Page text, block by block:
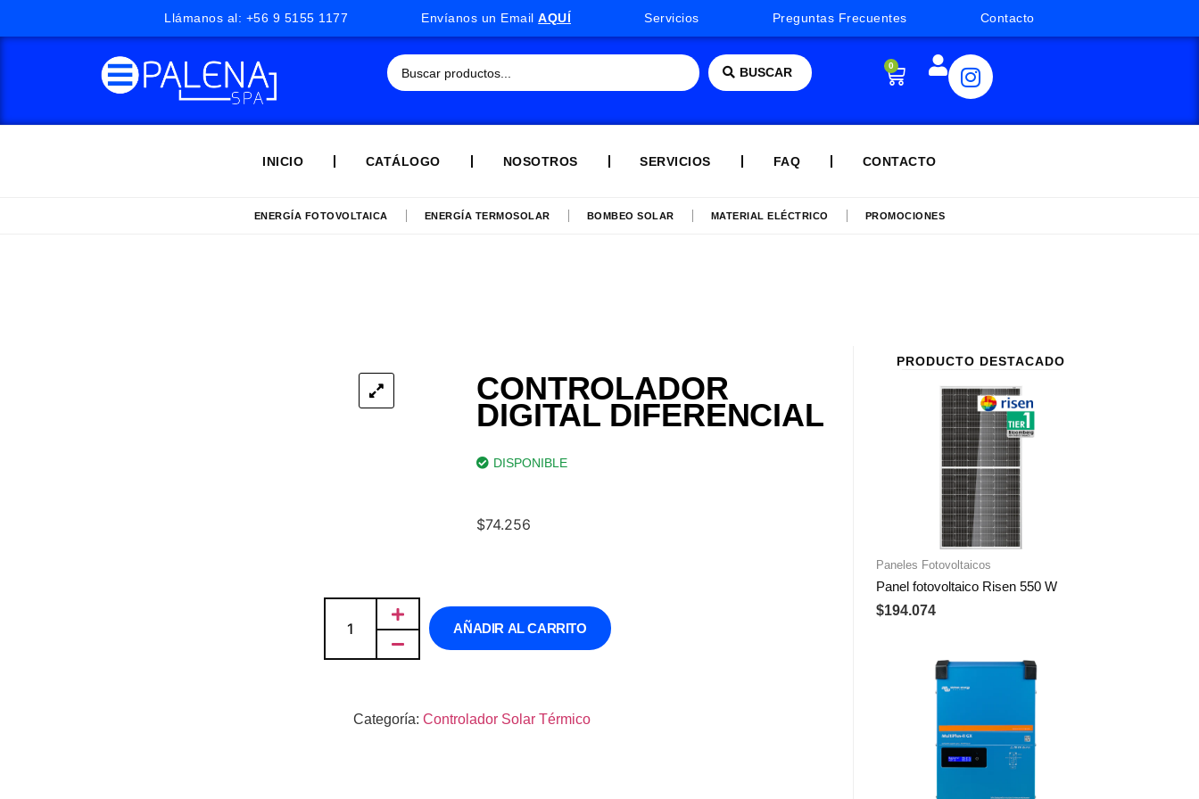
Llámanos al: +56 9 5155 1177 Envíanos un EmailAQUÍ Servicios Preguntas Frecuentes Contacto
BUSCAR 0
INICIO CATÁLOGO NOSOTROS SERVICIOS FAQ CONTACTO
ENERGÍA FOTOVOLTAICA ENERGÍA TERMOSOLAR BOMBEO SOLAR MATERIAL ELÉCTRICO PROMOCIONES
CONTROLADOR
DIGITAL DIFERENCIAL
DISPONIBLE
$74.256
AÑADIR AL CARRITO
Categoría: Controlador Solar Térmico
PRODUCTO DESTACADO
Paneles Fotovoltaicos
Panel fotovoltaico Risen 550 W
$194.074